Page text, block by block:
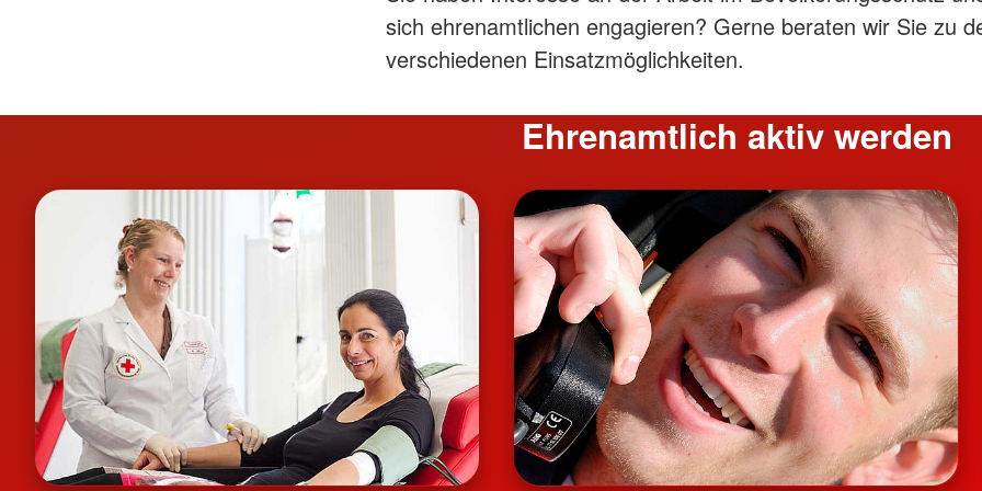
sich ehrenamtlichen engagieren? Gerne beraten wir Sie zu
verschiedenen Einsatzmöglichkeiten.
Ehrenamtlich aktiv werden